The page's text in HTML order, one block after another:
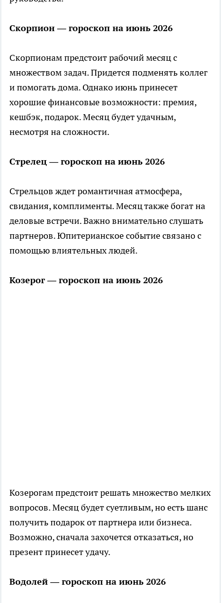
Скорпион — гороскоп на июнь 2026
Скорпионам предстоит рабочий месяц с
множеством задач. Придется подменять коллег
и помогать дома. Однако июнь принесет
хорошие финансовые возможности: премия,
кешбэк, подарок. Месяц будет удачным,
несмотря на сложности.
Стрелец — гороскоп на июнь 2026
Стрельцов ждет романтичная атмосфера,
свидания, комплименты. Месяц также богат на
деловые встречи. Важно внимательно слушать
партнеров. Юпитерианское событие связано с
помощью влиятельных людей.
Козерог — гороскоп на июнь 2026
Козерогам предстоит решать множество мелких
вопросов. Месяц будет суетливым, но есть шанс
получить подарок от партнера или бизнеса.
Возможно, сначала захочется отказаться, но
презент принесет удачу.
Водолей — гороскоп на июнь 2026